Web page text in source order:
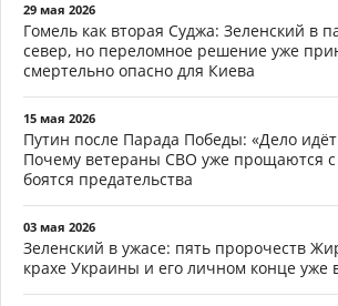
29 мая 2026
Гомель как вторая Суджа: Зеленский в
север, но переломное решение уже
смертельно опасно для Киева
15 мая 2026
Путин после Парада Победы: «Дело
Почему ветераны СВО уже прощаются с
боятся предательства
03 мая 2026
Зеленский в ужасе: пять пророчеств
крахе Украины и его личном конце уже